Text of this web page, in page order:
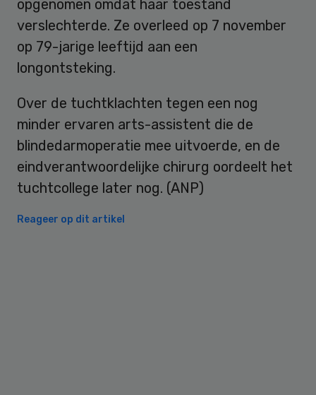
opgenomen omdat haar toestand
verslechterde. Ze overleed op 7 november
op 79-jarige leeftijd aan een
longontsteking.
Over de tuchtklachten tegen een nog
minder ervaren arts-assistent die de
blindedarmoperatie mee uitvoerde, en de
eindverantwoordelijke chirurg oordeelt het
tuchtcollege later nog. (ANP)
Reageer op dit artikel